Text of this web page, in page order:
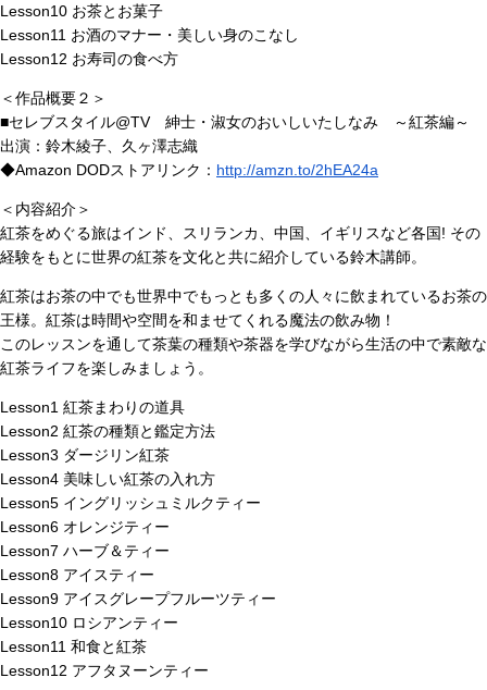
Lesson10 お茶とお菓子
Lesson11 お酒のマナー・美しい身のこなし
Lesson12 お寿司の食べ方
＜作品概要２＞
■セレブスタイル@TV 紳士・淑女のおいしいたしなみ ～紅茶編～
出演：鈴木綾子、久ヶ澤志織
◆Amazon DODストアリンク： http://amzn.to/2hEA24a
＜内容紹介＞
紅茶をめぐる旅はインド、スリランカ、中国、イギリスなど各国! その
経験をもとに世界の紅茶を文化と共に紹介している鈴木講師。
紅茶はお茶の中でも世界中でもっとも多くの人々に飲まれているお茶の
王様。紅茶は時間や空間を和ませてくれる魔法の飲み物！
このレッスンを通して茶葉の種類や茶器を学びながら生活の中で素敵な
紅茶ライフを楽しみましょう。
Lesson1 紅茶まわりの道具
Lesson2 紅茶の種類と鑑定方法
Lesson3 ダージリン紅茶
Lesson4 美味しい紅茶の入れ方
Lesson5 イングリッシュミルクティー
Lesson6 オレンジティー
Lesson7 ハーブ＆ティー
Lesson8 アイスティー
Lesson9 アイスグレープフルーツティー
Lesson10 ロシアンティー
Lesson11 和食と紅茶
Lesson12 アフタヌーンティー